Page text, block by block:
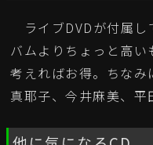
ライブDVDが付属し
バムよりちょっと高い
考えればお得。ちな
真耶子、今井麻美、平